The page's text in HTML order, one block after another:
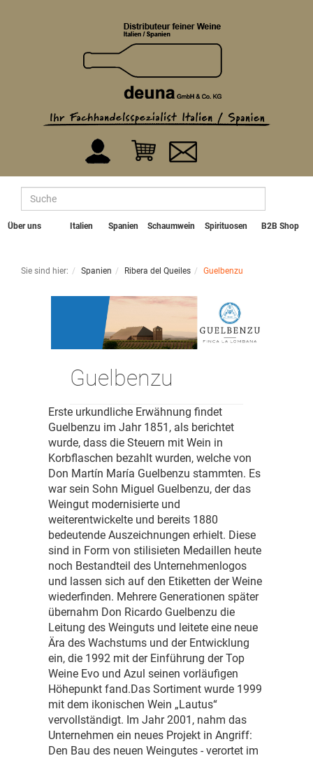
Über uns Italien Spanien Schaumwein Spirituosen B2B Shop
Sie sind hier: Spanien Ribera del Queiles Guelbenzu
Guelbenzu
Erste urkundliche Erwähnung findet
Guelbenzu im Jahr 1851, als berichtet
wurde, dass die Steuern mit Wein in
Korbflaschen bezahlt wurden, welche von
Don Martín María Guelbenzu stammten. Es
war sein Sohn Miguel Guelbenzu, der das
Weingut modernisierte und
weiterentwickelte und bereits 1880
bedeutende Auszeichnungen erhielt. Diese
sind in Form von stilisieten Medaillen heute
noch Bestandteil des Unternehmenlogos
und lassen sich auf den Etiketten der Weine
wiederfinden. Mehrere Generationen später
übernahm Don Ricardo Guelbenzu die
Leitung des Weinguts und leitete eine neue
Ära des Wachstums und der Entwicklung
ein, die 1992 mit der Einführung der Top
Weine Evo und Azul seinen vorläufigen
Höhepunkt fand.Das Sortiment wurde 1999
mit dem ikonischen Wein „Lautus“
vervollständigt. Im Jahr 2001, nahm das
Unternehmen ein neues Projekt in Angriff:
Den Bau des neuen Weingutes - verortet im